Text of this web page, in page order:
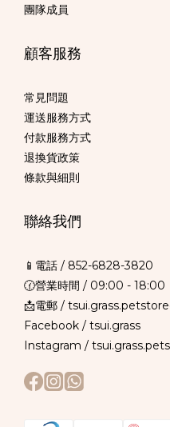
團隊成員
顧客服務
常見問題
運送服務方式
付款服務方式
退換貨政策
條款與細則
聯絡我們
📱電話 / 852-6828-3820
🕜營業時間 / 09:00 - 18:00
📩電郵 /
Facebook / tsui.grass
Instagram /